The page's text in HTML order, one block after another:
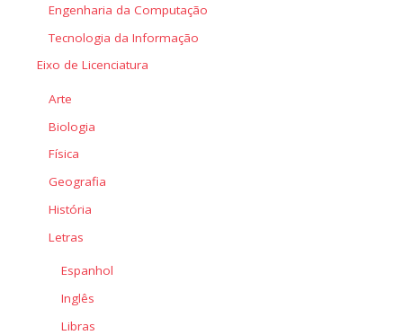
Engenharia da Computação
Tecnologia da Informação
Eixo de Licenciatura
Arte
Biologia
Física
Geografia
História
Letras
Espanhol
Inglês
Libras